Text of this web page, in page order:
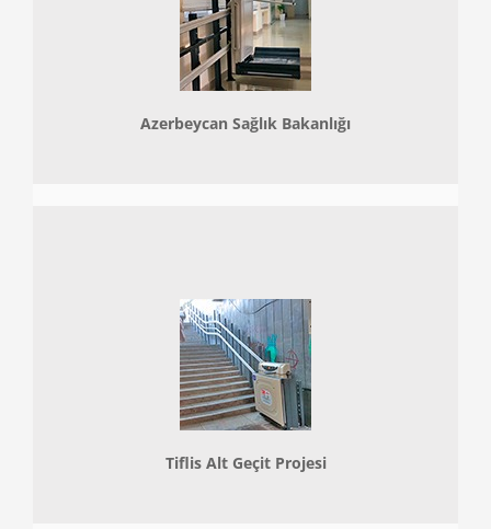
Azerbeycan Sağlık Bakanlığı
Tiflis Alt Geçit Projesi